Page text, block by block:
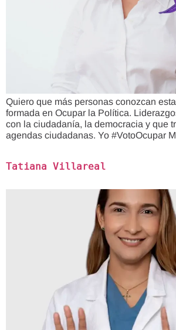
Quiero que más personas conozcan
formada en Ocupar la Política.
con la ciudadanía, la democracia y que
agendas ciudadanas. Yo #VotoOcupar
Tatiana Villareal